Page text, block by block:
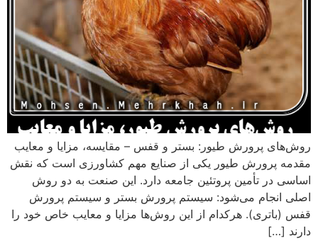
روش‌های پرورش طیور: بستر و قفس – مقایسه، مزایا و معایب
مقدمه پرورش طیور یکی از صنایع مهم کشاورزی است که نقش
اساسی در تأمین پروتئین جامعه دارد. این صنعت به دو روش
اصلی انجام می‌شود: سیستم پرورش بستر و سیستم پرورش
قفس (باتری). هرکدام از این روش‌ها مزایا و معایب خاص خود را
دارند […]